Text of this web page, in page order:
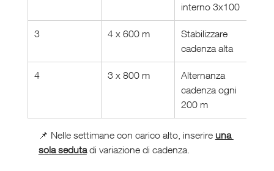
interno 3x100
3 4 x 600 m
Stabilizzare
cadenza alta
4 3 x 800 m
Alternanza
cadenza ogni
200 m
📌 Nelle settimane con carico alto, inserire una
sola seduta di variazione di cadenza.